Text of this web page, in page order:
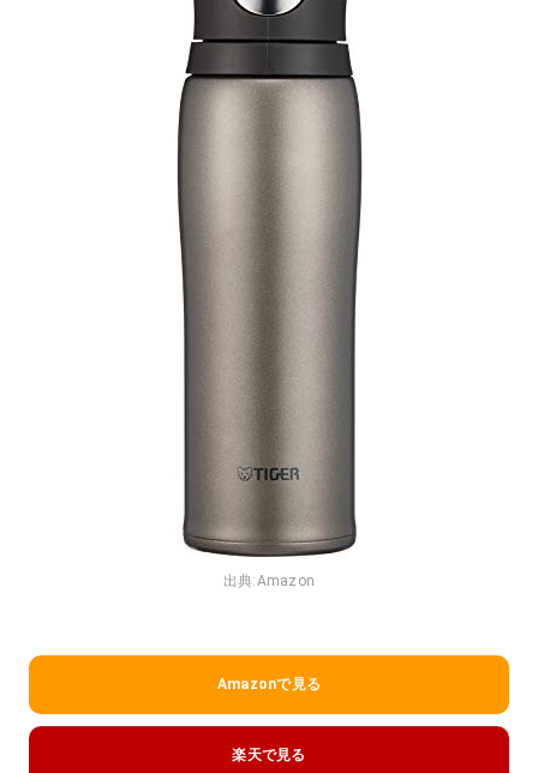
出典:Amazon
Amazonで見る
楽天で見る